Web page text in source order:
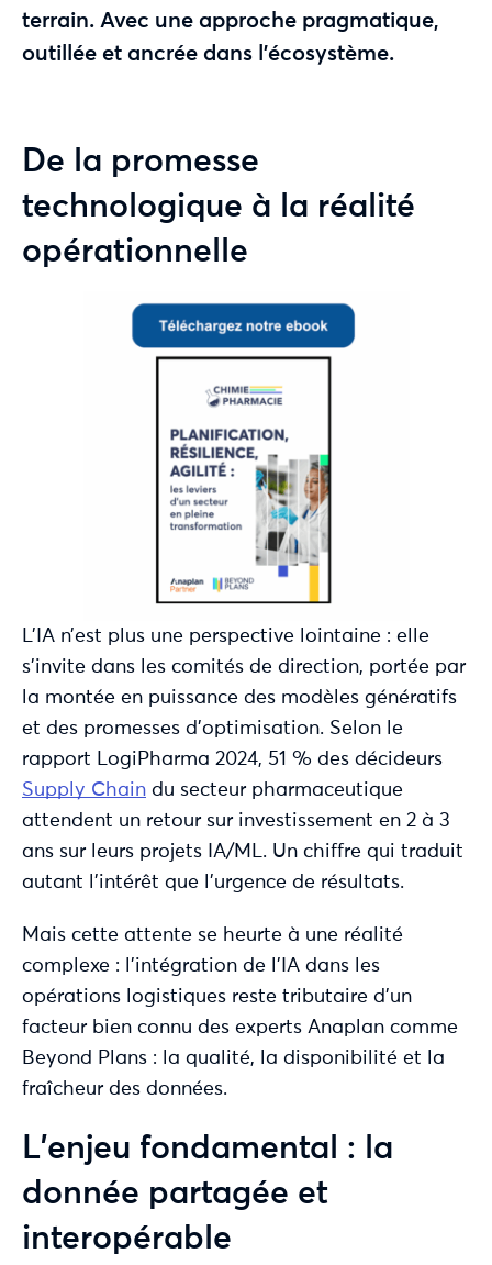
terrain. Avec une approche pragmatique,
outillée et ancrée dans l’écosystème.
De la promesse
technologique à la réalité
opérationnelle
L’IA n’est plus une perspective lointaine : elle
s’invite dans les comités de direction, portée par
la montée en puissance des modèles génératifs
et des promesses d’optimisation. Selon le
rapport LogiPharma 2024, 51 % des décideurs
Supply Chain du secteur pharmaceutique
attendent un retour sur investissement en 2 à 3
ans sur leurs projets IA/ML. Un chiffre qui traduit
autant l’intérêt que l’urgence de résultats.
Mais cette attente se heurte à une réalité
complexe : l’intégration de l’IA dans les
opérations logistiques reste tributaire d’un
facteur bien connu des experts Anaplan comme
Beyond Plans : la qualité, la disponibilité et la
fraîcheur des données.
L’enjeu fondamental : la
donnée partagée et
interopérable